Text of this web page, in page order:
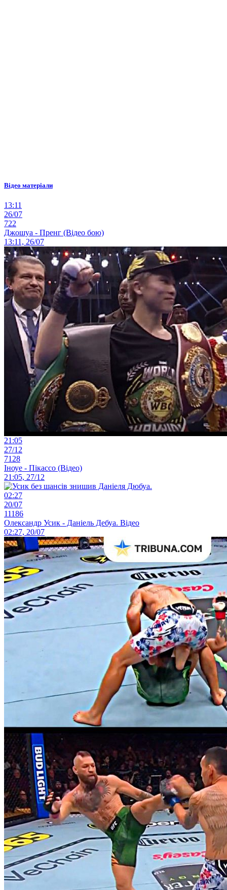
Відео матеріали
13:11
26/07
722
Джошуа - Пренг (Відео бою)
13:11, 26/07
21:05
27/12
7128
Іноуе - Пікассо (Відео)
21:05, 27/12
02:27
20/07
11186
Олександр Усик - Даніель Дебуа. Відео
02:27, 20/07